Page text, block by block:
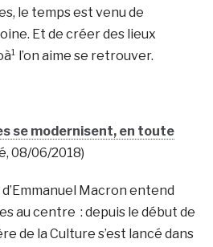
le temps est venu de
Et de créer des lieux
l’on aime se retrouver.
se modernisent, en toute
08/06/2018)
Macron entend
au centre : depuis le début de
de la Culture s’est lancé dans